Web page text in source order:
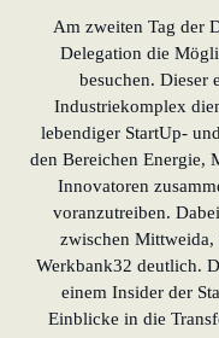
Am zweiten Tag der
Delegation die
besuchen. Dieser
Industriekomplex
lebendiger StartUp-
den Bereichen Energie,
Innovatoren
voranzutreiben.
zwischen
Werkbank32 deutlich.
einem Insider der
Einblicke in die